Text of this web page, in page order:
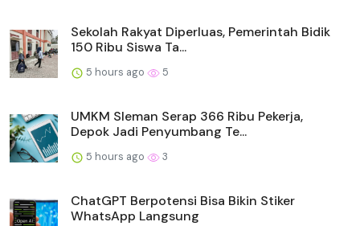
Sekolah Rakyat Diperluas, Pemerintah Bidik
150 Ribu Siswa Ta...
5 hours ago 5
UMKM Sleman Serap 366 Ribu Pekerja,
Depok Jadi Penyumbang Te...
5 hours ago 3
ChatGPT Berpotensi Bisa Bikin Stiker
WhatsApp Langsung